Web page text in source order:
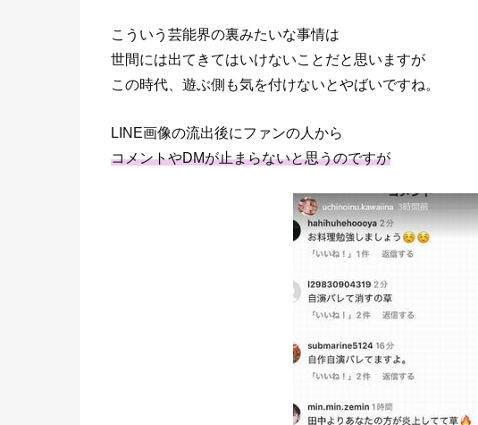
こういう芸能界の裏みたいな事情は
世間には出てきてはいけないことだと思いますが
この時代、遊ぶ側も気を付けないとやばいですね。
LINE画像の流出後にファンの人から
コメントやDMが止まらないと思うのですが